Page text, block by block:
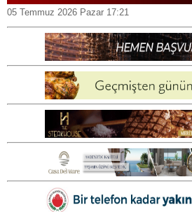
05 Temmuz 2026 Pazar 17:21